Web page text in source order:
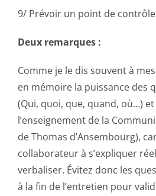
9/ Prévoir un point de contrôle
Deux remarques :
Comme je le dis souvent à
en mémoire la puissance des
(Qui, quoi, que, quand, où…)
l’enseignement de la
de Thomas d’Ansembourg),
collaborateur à s’expliquer
verbaliser. Évitez donc les
à la fin de l’entretien pour